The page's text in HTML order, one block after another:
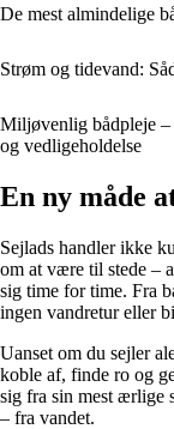
De mest almindelige
Strøm og tidevand:
Miljøvenlig bådpleje –
og vedligeholdelse
En ny måde
Sejlads handler ikke
om at være til stede –
sig time for time. Fra
ingen vandretur eller
Uanset om du sejler
koble af, finde ro og
sig fra sin mest ærlige
– fra vandet.